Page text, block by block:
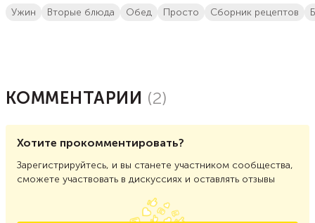
ужин вторые блюда обед просто сборник рецептов
КОММЕНТАРИИ (2)
Хотите прокомментировать?
Зарегистрируйтесь, и вы станете участником сообщества,
сможете участвовать в дискуссиях и оставлять отзывы